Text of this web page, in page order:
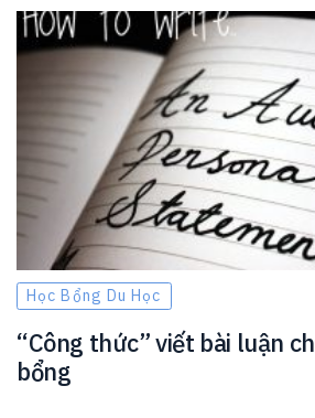
Học Bổng Du Học
“Công thức” viết bài luận
bổng